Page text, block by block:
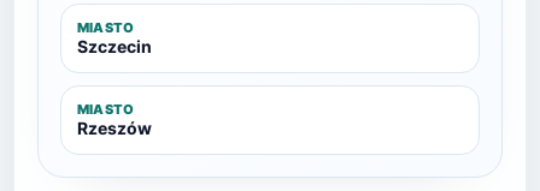
MIASTO
Szczecin
MIASTO
Rzeszów